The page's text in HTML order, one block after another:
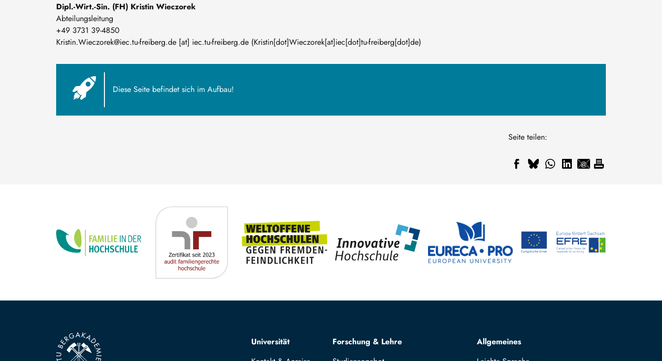
Dipl.-Wirt.-Sin. (FH) Kristin Wieczorek
Abteilungsleitung
+49 3731 39-4850
Kristin.Wieczorek@iec.tu-freiberg.de [at] iec.tu-freiberg.de (Kristin[dot]Wieczorek[at]iec[dot]tu-freiberg[dot]de)
Diese Seite befindet sich im Aufbau!
Seite teilen:
Top navigation
Universität
Forschung & Lehre
Allgemeines